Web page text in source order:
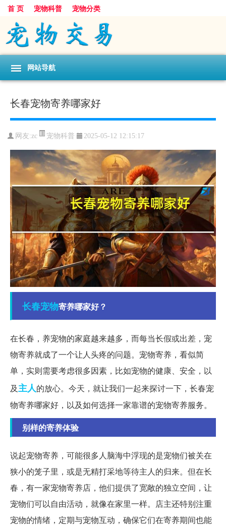
首 页 宠物科普 宠物分类
网站导航
长春宠物寄养哪家好
网友:zc 宠物科普 2025-05-12 12:15:17
长春宠物寄养哪家好？
在长春，养宠物的家庭越来越多，而每当长假或出差，宠
物寄养就成了一个让人头疼的问题。宠物寄养，看似简
单，实则需要考虑很多因素，比如宠物的健康、安全，以
及主人的放心。今天，就让我们一起来探讨一下，长春宠
物寄养哪家好，以及如何选择一家靠谱的宠物寄养服务。
别样的寄养体验
说起宠物寄养，可能很多人脑海中浮现的是宠物们被关在
狭小的笼子里，或是无精打采地等待主人的归来。但在长
春，有一家宠物寄养店，他们提供了宽敞的独立空间，让
宠物们可以自由活动，就像在家里一样。店主还特别注重
宠物的情绪，定期与宠物互动，确保它们在寄养期间也能